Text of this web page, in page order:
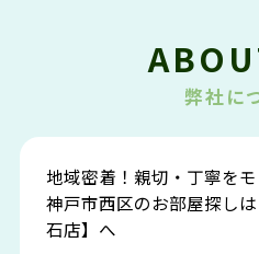
弊社に
地域密着！親切・丁寧を
神戸市西区のお部屋探し
石店】へ